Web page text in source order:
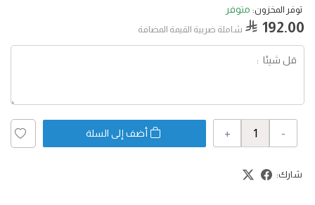
توفر المخزون: متوفر
192.00 شاملة ضربية القيمة المضافة
-
+ أضف إلى السلة
شارك: